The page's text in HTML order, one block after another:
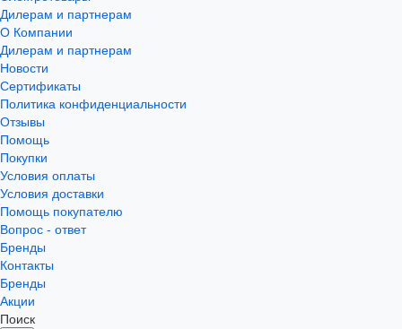
Дилерам и партнерам
О Компании
Дилерам и партнерам
Новости
Сертификаты
Политика конфиденциальности
Отзывы
Помощь
Покупки
Условия оплаты
Условия доставки
Помощь покупателю
Вопрос - ответ
Бренды
Контакты
Бренды
Акции
Поиск